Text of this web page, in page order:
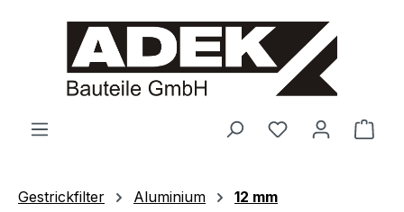
springen
Gestrickfilter Aluminium 12 mm